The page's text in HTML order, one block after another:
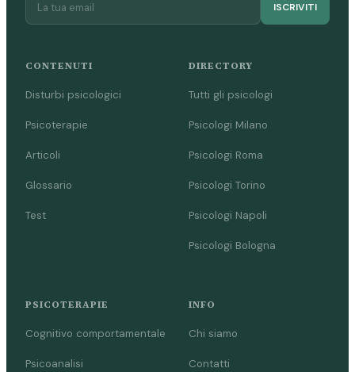
ISCRIVITI
CONTENUTI
Disturbi psicologici
Psicoterapie
Articoli
Glossario
Test
DIRECTORY
Tutti gli psicologi
Psicologi Milano
Psicologi Roma
Psicologi Torino
Psicologi Napoli
Psicologi Bologna
PSICOTERAPIE
Cognitivo comportamentale
Psicoanalisi
INFO
Chi siamo
Contatti